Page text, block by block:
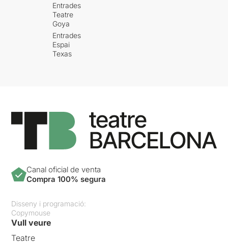
Entrades
Teatre
Goya
Entrades
Espai
Texas
Canal oficial de venta
Compra 100% segura
Disseny i programació:
Copymouse
Vull veure
Teatre